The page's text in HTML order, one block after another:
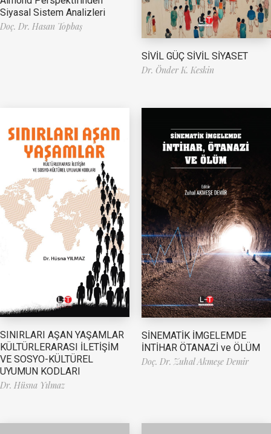
Siyasal Sistem Analizleri
Doç. Dr. Hasan Topbaş
SİVİL GÜÇ SİVİL SİYASET
Dr. Önder K. Keskin
SINIRLARI AŞAN YAŞAMLAR
KÜLTÜRLERARASI İLETİŞİM
VE SOSYO-KÜLTÜREL
UYUMUN KODLARI
Dr. Hüsna Yılmaz
SİNEMATİK İMGELEMDE
İNTİHAR ÖTANAZİ ve ÖLÜM
Doç. Dr. Zuhal Akmeşe Demir